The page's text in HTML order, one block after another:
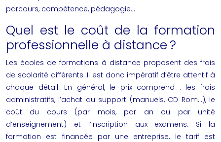
parcours, compétence, pédagogie…
Quel est le coût de la formation
professionnelle à distance ?
Les écoles deformations à distance proposent des frais
de scolarité différents. Il est donc impératif d’être attentif à
chaque détail. En général, le prix comprend : les frais
administratifs, l’achat du support (manuels, CD Rom…), le
coût du cours (par mois, par an ou par unité
d’enseignement) et l’inscription aux examens. Si la
formation est financée par une entreprise, le tarif est